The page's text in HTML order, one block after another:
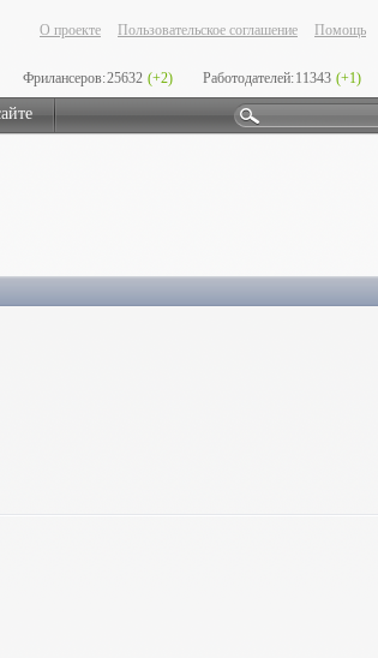
О проекте Пользовательское соглашение Помощь
Фрилансеров:25632 (+2) Работодателей:11343 (+1)